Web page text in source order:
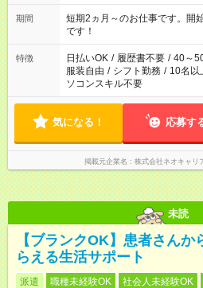
家庭の都合でお休みが必要な
※週最低15時間以上の勤務が必
期間
短期2ヵ月～のお仕事です。
です！
特徴 日払いOK / 履歴書不要 / 40～
服装自由 / シフト勤務 / 10名以
ソコンスキル不要
気になる！ 応募す
掲載元企業名 株式会社ネオキャリ
未読
【ブランクOK】患者さんか
らえる生活サポート
派遣 職種未経験OK 社会人未経験OK